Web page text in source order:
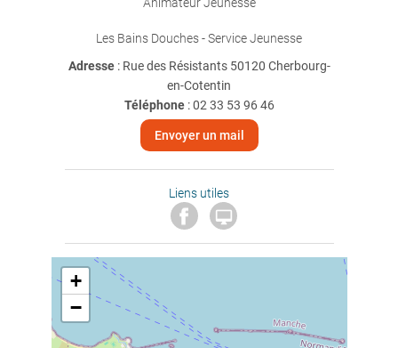
Les Bains Douches - Service Jeunesse
Adresse : Rue des Résistants 50120 Cherbourg-
en-Cotentin
Téléphone:02 33 53 96 46
Envoyer un mail
Liens utiles

+
−